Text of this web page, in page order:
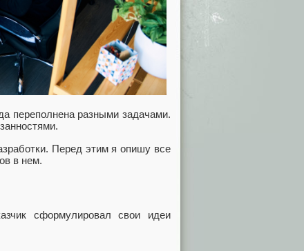
переполнена разными задачами.
Перед этим я опишу все
в нем.
сформулировал свои идеи